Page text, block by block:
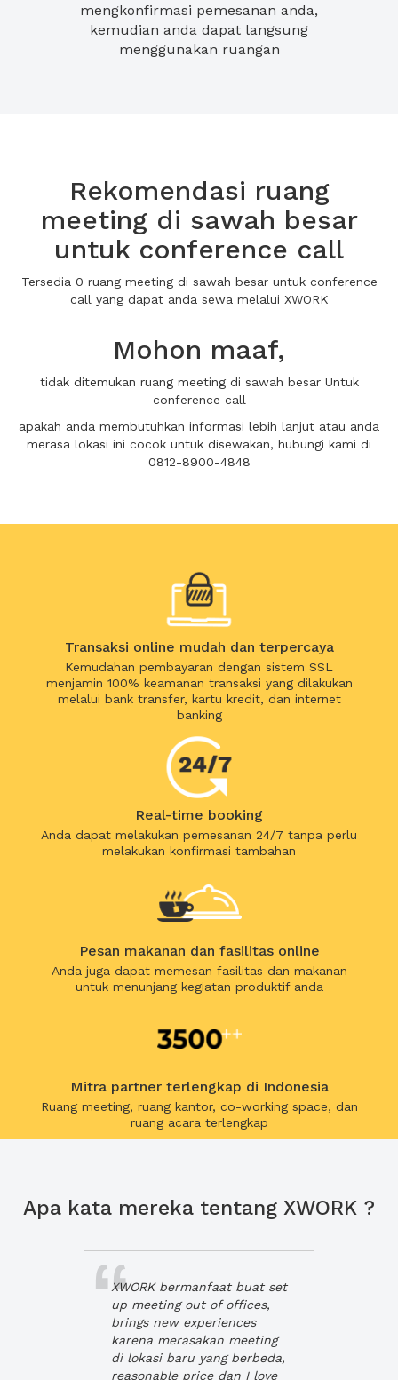
mengkonfirmasi pemesanan anda,
kemudian anda dapat langsung
menggunakan ruangan
Rekomendasi ruang
meeting di sawah besar
untuk conference call
Tersedia 0 ruang meeting di sawah besar untuk conference
call yang dapat anda sewa melalui XWORK
Mohon maaf,
tidak ditemukan ruang meeting di sawah besar Untuk
conference call
apakah anda membutuhkan informasi lebih lanjut atau anda
merasa lokasi ini cocok untuk disewakan, hubungi kami di
0812-8900-4848
Transaksi online mudah dan terpercaya
Kemudahan pembayaran dengan sistem SSL
menjamin 100% keamanan transaksi yang dilakukan
melalui bank transfer, kartu kredit, dan internet
banking
Real-time booking
Anda dapat melakukan pemesanan 24/7 tanpa perlu
melakukan konfirmasi tambahan
Pesan makanan dan fasilitas online
Anda juga dapat memesan fasilitas dan makanan
untuk menunjang kegiatan produktif anda
Mitra partner terlengkap di Indonesia
Ruang meeting, ruang kantor, co-working space, dan
ruang acara terlengkap
Apa kata mereka tentang XWORK ?
XWORK bermanfaat buat set
up meeting out of offices,
brings new experiences
karena merasakan meeting
di lokasi baru yang berbeda,
reasonable price dan I love